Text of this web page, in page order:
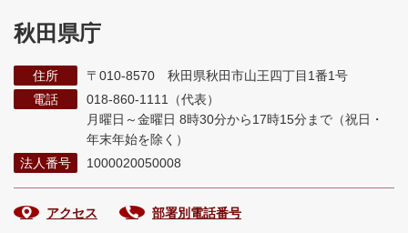
秋田県庁
住所
〒010-8570 秋田県秋田市山王四丁目1番1号
電話
018-860-1111（代表）
月曜日～金曜日 8時30分から17時15分まで （祝日・
年末年始を除く）
法人番号
1000020050008
アクセス 部署別電話番号